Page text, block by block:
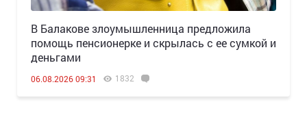
В Балакове злоумышленница предложила
помощь пенсионерке и скрылась с ее сумкой и
деньгами
06.08.2026 09:31 1832